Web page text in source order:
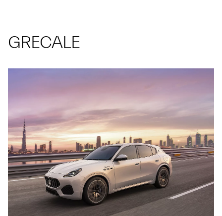
GRECALE